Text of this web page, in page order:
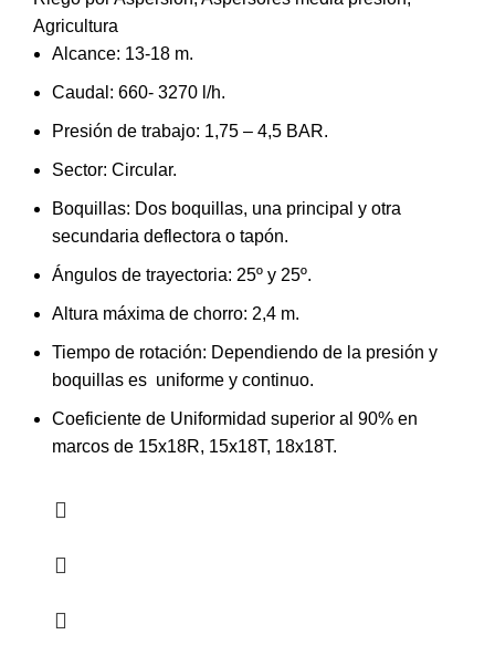
Agricultura
Alcance: 13-18 m.
Caudal: 660- 3270 l/h.
Presión de trabajo: 1,75 – 4,5 BAR.
Sector: Circular.
Boquillas: Dos boquillas, una principal y otra
secundaria deflectora o tapón.
Ángulos de trayectoria: 25º y 25º.
Altura máxima de chorro: 2,4 m.
Tiempo de rotación: Dependiendo de la presión y
boquillas es uniforme y continuo.
Coeficiente de Uniformidad superior al 90% en
marcos de 15x18R, 15x18T, 18x18T.